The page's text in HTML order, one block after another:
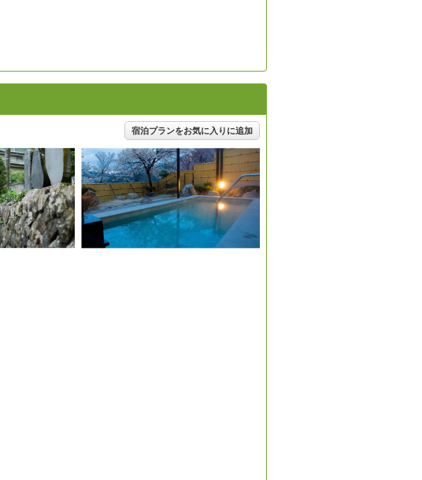
宿泊プランをお気に入りに追加